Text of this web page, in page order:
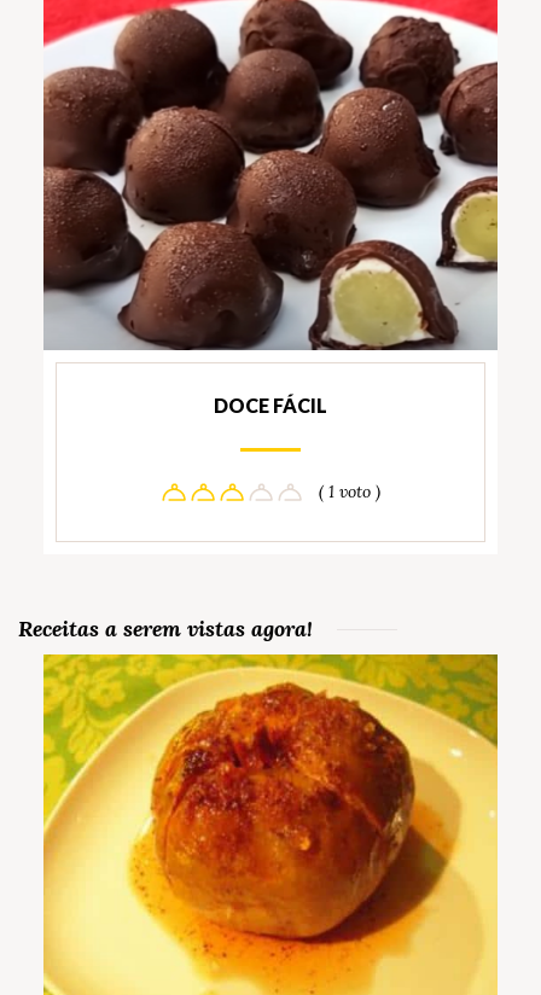
DOCE FÁCIL
( 1 voto )
Receitas a serem vistas agora!